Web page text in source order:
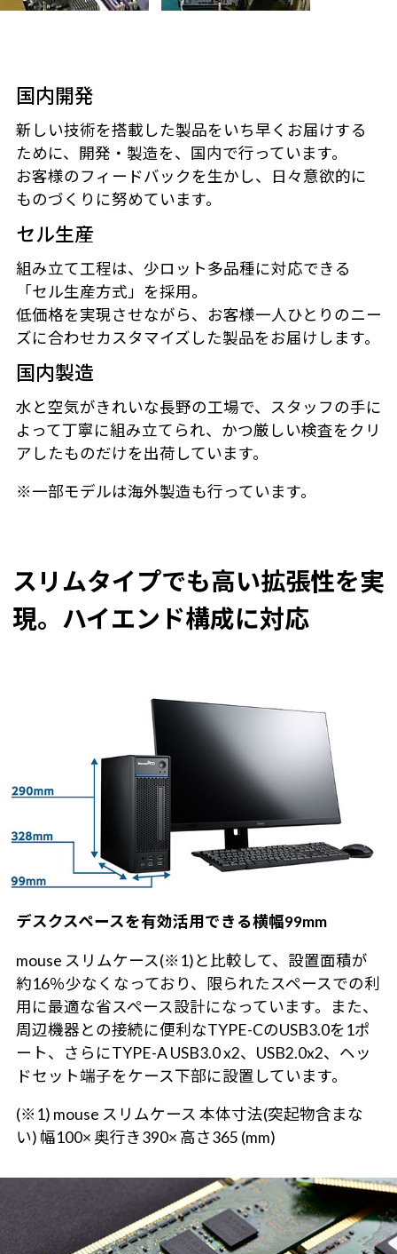
国内開発
新しい技術を搭載した製品をいち早くお届けする
ために、開発・製造を、国内で行っています。
お客様のフィードバックを生かし、日々意欲的に
ものづくりに努めています。
セル生産
組み立て工程は、少ロット多品種に対応できる
「セル生産方式」を採用。
低価格を実現させながら、お客様一人ひとりのニー
ズに合わせカスタマイズした製品をお届けします。
国内製造
水と空気がきれいな長野の工場で、スタッフの手に
よって丁寧に組み立てられ、かつ厳しい検査をクリ
アしたものだけを出荷しています。
※一部モデルは海外製造も行っています。
スリムタイプでも高い拡張性を実
現。ハイエンド構成に対応
デスクスペースを有効活用できる横幅99mm
mouse スリムケース(※1)と比較して、設置面積が
約16％少なくなっており、限られたスペースでの利
用に最適な省スペース設計になっています。また、
周辺機器との接続に便利なTYPE-CのUSB3.0を1ポ
ート、さらにTYPE-A USB3.0 x2、USB2.0x2、ヘッ
ドセット端子をケース下部に設置しています。
(※1) mouse スリムケース 本体寸法(突起物含まな
い) 幅100× 奥行き390× 高さ365 (mm)